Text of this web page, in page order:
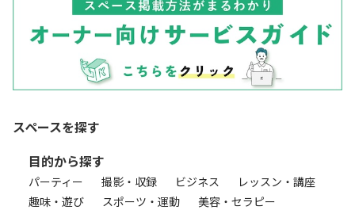
スペースを探す
目的から探す
パーティー 撮影・収録 ビジネス
レッスン・講座
趣味・遊び
スポーツ・運動
美容・セラピー